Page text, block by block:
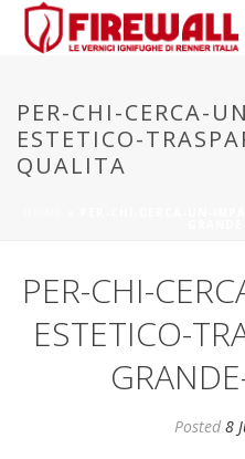
PER-CHI-CERCA-
ESTETICO-
QUALITA
PER-CHI-
ESTETICO-
Posted 8